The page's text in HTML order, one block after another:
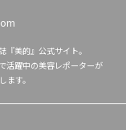
『美的』公式サイト。
活躍中の美容レポーターが
ます。